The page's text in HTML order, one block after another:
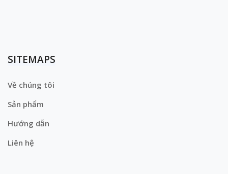
SITEMAPS
Về chúng tôi
Sản phẩm
Hướng dẫn
Liên hệ